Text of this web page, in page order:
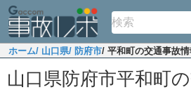
ホーム/ 山口県/ 防府市/ 平和町の交通事故情
山口県防府市平和町